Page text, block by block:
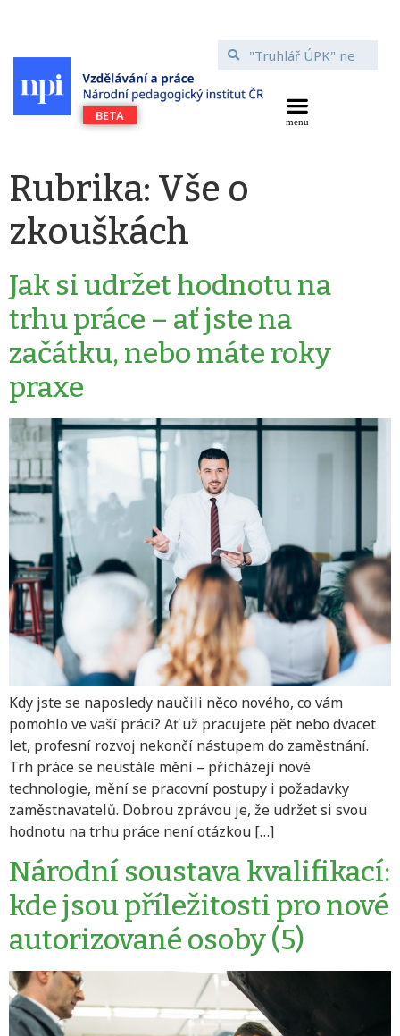
Rubrika: Vše o
zkouškách
Jak si udržet hodnotu na
trhu práce – ať jste na
začátku, nebo máte roky
praxe
Kdy jste se naposledy naučili něco nového, co vám
pomohlo ve vaší práci? Ať už pracujete pět nebo dvacet
let, profesní rozvoj nekončí nástupem do zaměstnání.
Trh práce se neustále mění – přicházejí nové
technologie, mění se pracovní postupy i požadavky
zaměstnavatelů. Dobrou zprávou je, že udržet si svou
hodnotu na trhu práce není otázkou […]
Národní soustava kvalifikací:
kde jsou příležitosti pro nové
autorizované osoby (5)